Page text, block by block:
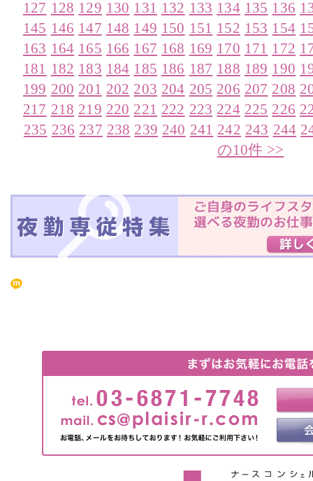
127 128 129 130 131 132 133 134 135 136
145 146 147 148 149 150 151 152 153 154
163 164 165 166 167 168 169 170 171 172
181 182 183 184 185 186 187 188 189 190
199 200 201 202 203 204 205 206 207 208
217 218 219 220 221 222 223 224 225 226
235 236 237 238 239 240 241 242 243 244
の10件 >>